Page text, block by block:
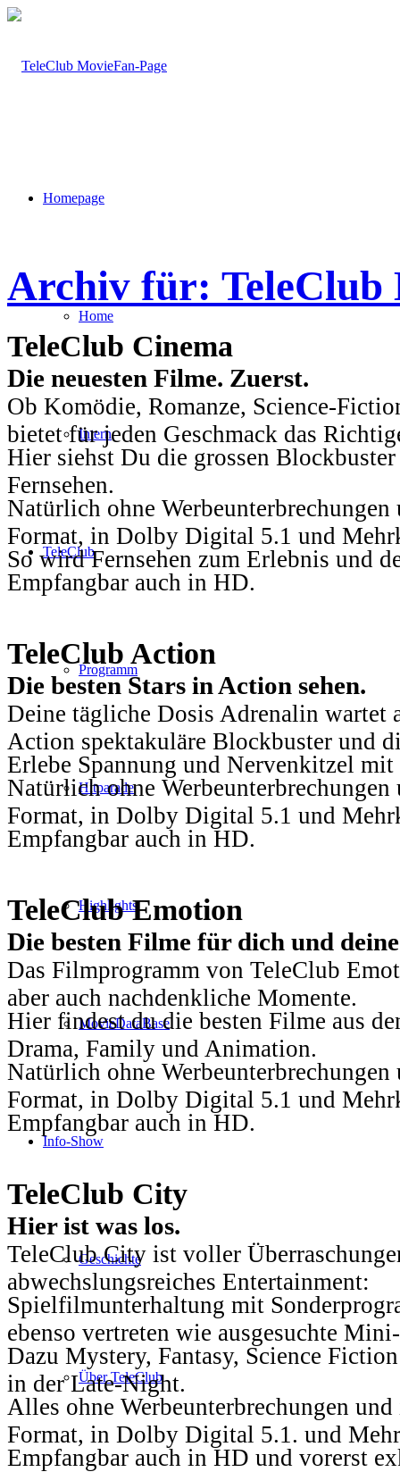
Homepage
Home
Intern
TeleClub
Programm
Hitparade
Highlights
MovieDataBase
Info-Show
Geschichte
Über TeleClub
Archiv für: TeleClub
TeleClub Cinema
Die neuesten Filme. Zuerst.
Ob Komödie, Romanze, Science-
bietet für jeden Geschmack das
Hier siehst Du die grossen
Fernsehen.
Natürlich ohne
Format, in Dolby Digital 5.1 und
So wird Fernsehen zum Erlebnis und
Empfangbar auch in HD.
TeleClub Action
Die besten Stars in Action sehen.
Deine tägliche Dosis Adrenalin wartet
Action spektakuläre Blockbuster und
Erlebe Spannung und Nervenkitzel
Natürlich ohne
Format, in Dolby Digital 5.1 und
Empfangbar auch in HD.
TeleClub Emotion
Die besten Filme für dich und
Das Filmprogramm von TeleClub
aber auch nachdenkliche Momente.
Hier findest du die besten Filme aus
Drama, Family und Animation.
Natürlich ohne
Format, in Dolby Digital 5.1 und
Empfangbar auch in HD.
TeleClub City
Hier ist was los.
TeleClub City ist voller
abwechslungsreiches Entertainment:
Spielfilmunterhaltung mit
ebenso vertreten wie ausgesuchte
Dazu Mystery, Fantasy, Science
in der Late-Night.
Alles ohne Werbeunterbrechungen
Format, in Dolby Digital 5.1. und
Empfangbar auch in HD und vorerst